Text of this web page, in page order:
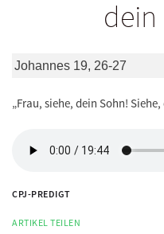
dein
Johannes 19, 26-27
„Frau, siehe, dein Sohn!
CPJ-PREDIGT
ARTIKEL TEILEN